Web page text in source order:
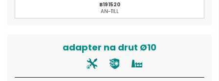
B191520
AN-11LL
adapter na drut Ø10